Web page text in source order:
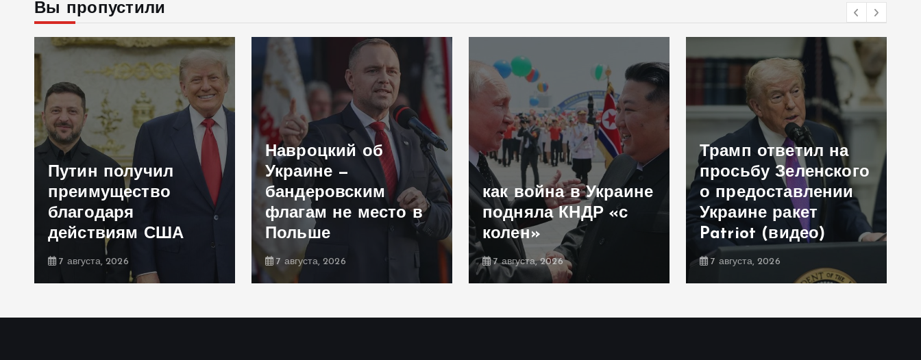
Вы пропустили
Путин получил
преимущество
благодаря
действиям США
7 августа, 2026
Навроцкий об
Украине —
бандеровским
флагам не место в
Польше
7 августа, 2026
как война в Украине
подняла КНДР «с
колен»
7 августа, 2026
Трамп ответил на
просьбу Зеленского
о предоставлении
Украине ракет
Patriot (видео)
7 августа, 2026